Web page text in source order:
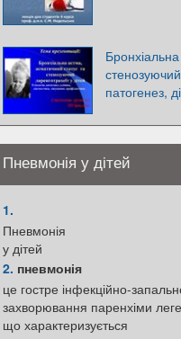
стенозуючий
патогенез,
Пневмонія у дітей
1.
Пневмонія
у дітей
2. пневмонія
це гостре інфекційно-
захворювання паренхіми
що характеризується